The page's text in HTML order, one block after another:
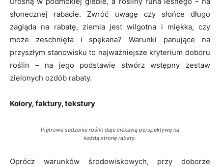
słonecznej rabacie. Zwróć uwagę czy słońce długo
zagląda na rabatę, ziemia jest wilgotna i miękka, czy
może zeschnięta i spękana? Warunki panujące na
przyszłym stanowisku to najważniejsze kryterium doboru
roślin – na jego podstawie stwórz wstępny zestaw
zielonych ozdób rabaty.
Kolory, faktury, tekstury
Piętrowe sadzenie roślin daje ciekawą perspektywę na
każdą stronę rabaty.
Oprócz warunków środowiskowych, przy doborze